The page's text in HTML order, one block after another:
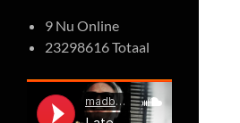
9 Nu Online
23298616 Totaal